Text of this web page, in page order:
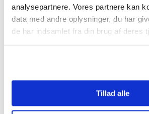
analysepartnere. Vores partnere kan
data med andre oplysninger, du har
de har indsamlet fra din brug af deres
Tillad alle
vigtigt at vælge den, der passer
klima.
varmepumpe kan tilbyde mere stabil
perioder.
Økonomiske og